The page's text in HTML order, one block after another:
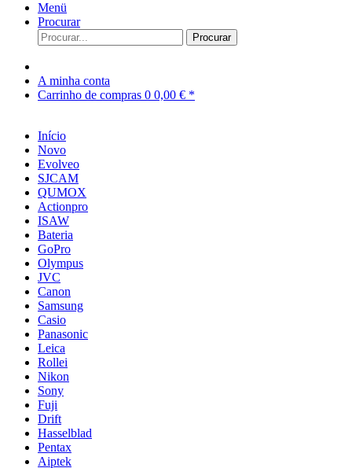
Menü
Procurar
Procurar
A minha conta
Carrinho de compras 0 0,00 € *
Início
Novo
Evolveo
SJCAM
QUMOX
Actionpro
ISAW
Bateria
GoPro
Olympus
JVC
Canon
Samsung
Casio
Panasonic
Leica
Rollei
Nikon
Sony
Fuji
Drift
Hasselblad
Pentax
Aiptek